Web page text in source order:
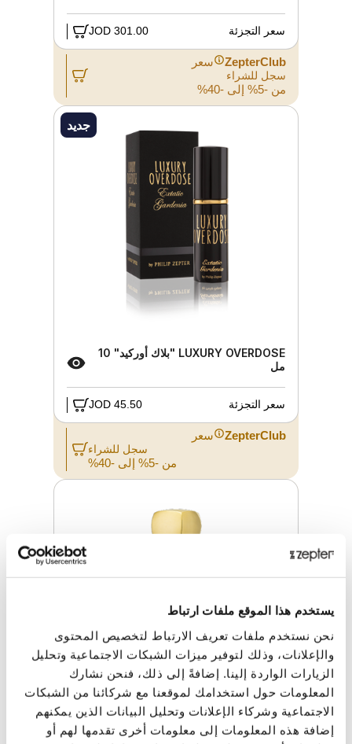
يستخدم هذا الموقع ملفات ارتباط
نحن نستخدم ملفات تعريف الارتباط لتخصيص المحتوى
والإعلانات، وذلك لتوفير ميزات الشبكات الاجتماعية وتحليل
الزيارات الواردة إلينا. إضافةً إلى ذلك، فنحن نشارك
المعلومات حول استخدامك لموقعنا مع شركائنا من الشبكات
الاجتماعية وشركاء الإعلانات وتحليل البيانات الذين يمكنهم
إضافة هذه المعلومات إلى معلومات أخرى تقدمها لهم أو
سعر التجزئة 301.00 JOD
ZepterClub سعر
سجل للشراء
من -5% إلى -40%
جديد
LUXURY OVERDOSE "بلاك أوركيد" 10
مل
سعر التجزئة 45.50 JOD
ZepterClub سعر
سجل للشراء
من -5% إلى -40%
عطر PLUIE D'OSMANTHE من مجموعة
LUXURY OVERDOSE، 100 مل